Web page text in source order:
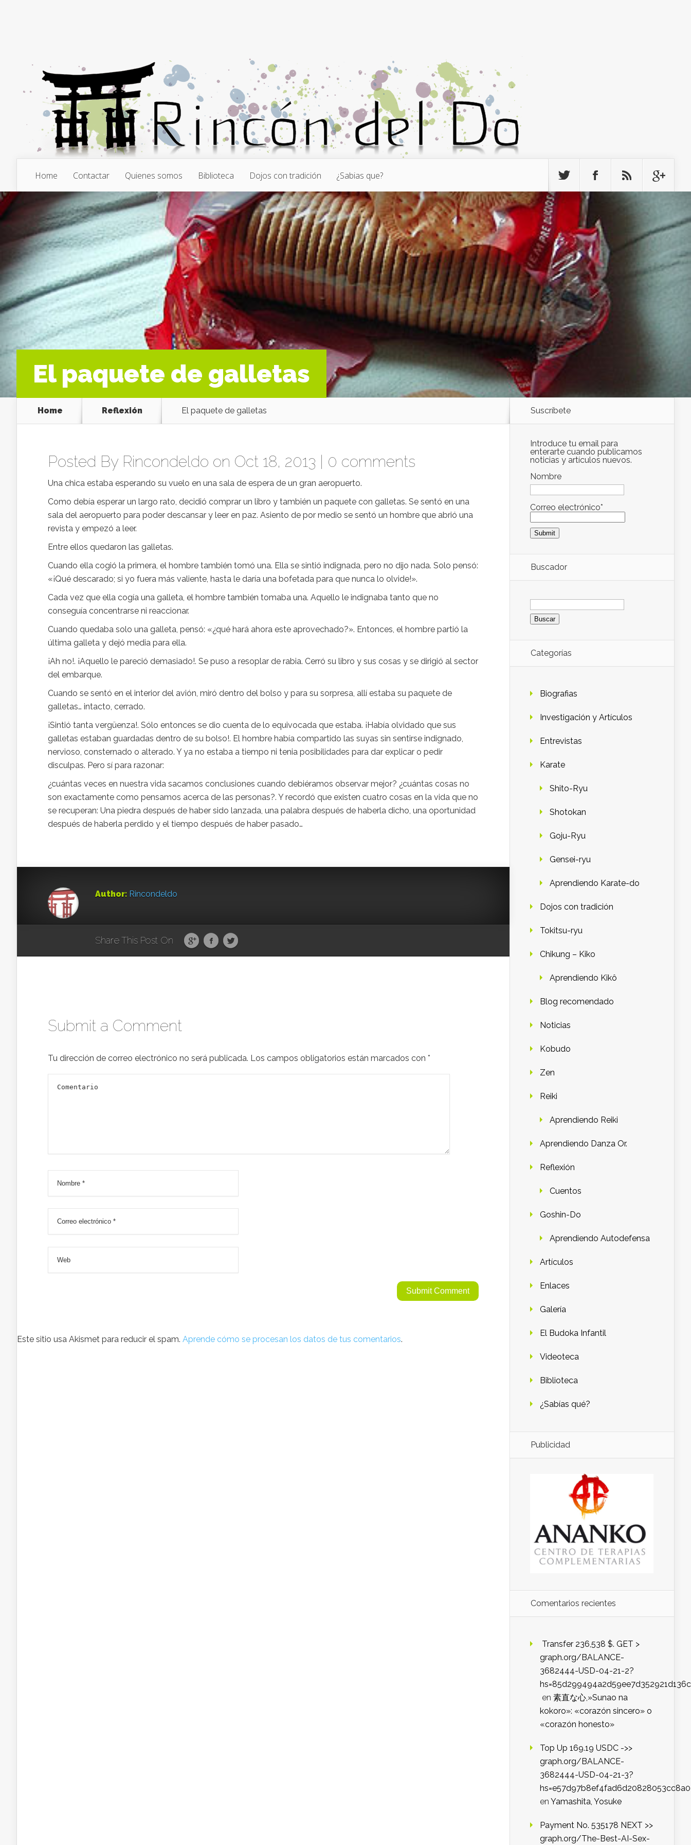
Home Contactar Quienes somos Biblioteca Dojos con tradición ¿Sabias que?
El paquete de galletas
Home Reflexión El paquete de galletas
Posted By Rincondeldo on Oct 18, 2013 | 0 comments
Una chica estaba esperando su vuelo en una sala de espera de un gran aeropuerto.
Como debía esperar un largo rato, decidió comprar un libro y también un paquete con galletas. Se sentó en una
sala del aeropuerto para poder descansar y leer en paz. Asiento de por medio se sentó un hombre que abrió una
revista y empezó a leer.
Entre ellos quedaron las galletas.
Cuando ella cogió la primera, el hombre también tomó una. Ella se sintió indignada, pero no dijo nada. Solo pensó:
«¡Qué descarado; si yo fuera más valiente, hasta le daría una bofetada para que nunca lo olvide!».
Cada vez que ella cogía una galleta, el hombre también tomaba una. Aquello le indignaba tanto que no
conseguía concentrarse ni reaccionar.
Cuando quedaba solo una galleta, pensó: «¿qué hará ahora este aprovechado?». Entonces, el hombre partió la
última galleta y dejó media para ella.
¡Ah no!. ¡Aquello le pareció demasiado!. Se puso a resoplar de rabia. Cerró su libro y sus cosas y se dirigió al sector
del embarque.
Cuando se sentó en el interior del avión, miró dentro del bolso y para su sorpresa, allí estaba su paquete de
galletas… intacto, cerrado.
¡Sintió tanta vergüenza!. Sólo entonces se dio cuenta de lo equivocada que estaba. ¡Había olvidado que sus
galletas estaban guardadas dentro de su bolso!. El hombre había compartido las suyas sin sentirse indignado,
nervioso, consternado o alterado. Y ya no estaba a tiempo ni tenia posibilidades para dar explicar o pedir
disculpas. Pero sí para razonar:
¿cuántas veces en nuestra vida sacamos conclusiones cuando debiéramos observar mejor? ¿cuántas cosas no
son exactamente como pensamos acerca de las personas?. Y recordó que existen cuatro cosas en la vida que no
se recuperan: Una piedra después de haber sido lanzada, una palabra después de haberla dicho, una oportunidad
después de haberla perdido y el tiempo después de haber pasado…
Author: Rincondeldo
Share This Post On
Submit a Comment
Tu dirección de correo electrónico no será publicada. Los campos obligatorios están marcados con *
Este sitio usa Akismet para reducir el spam. Aprende cómo se procesan los datos de tus comentarios.
Suscríbete
Introduce tu email para
enterarte cuando publicamos
noticias y artículos nuevos.
Nombre
Correo electrónico*
Buscador
Buscar:
Categorías
Biografias
Investigación y Artículos
Entrevistas
Karate
Shito-Ryu
Shotokan
Goju-Ryu
Gensei-ryu
Aprendiendo Karate-do
Dojos con tradición
Tokitsu-ryu
Chikung – Kiko
Aprendiendo Kikô
Blog recomendado
Noticias
Kobudo
Zen
Reiki
Aprendiendo Reiki
Aprendiendo Danza Or.
Reflexión
Cuentos
Goshin-Do
Aprendiendo Autodefensa
Artículos
Enlaces
Galería
El Budoka Infantil
Videoteca
Biblioteca
¿Sabías qué?
Publicidad
Comentarios recientes
️ Transfer 236,538 $. GET >
graph.org/BALANCE-
3682444-USD-04-21-2?
en 素直な心,»Sunao na
kokoro»: «corazón sincero» o
«corazón honesto»
Top Up 169.19 USDC ->>
graph.org/BALANCE-
3682444-USD-04-21-3?
en Yamashita, Yosuke
Payment No. 535178 NEXT >>
graph.org/The-Best-AI-Sex-